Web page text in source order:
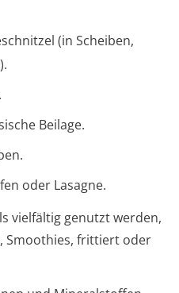
(in Scheiben,
Beilage.
oder Lasagne.
vielfältig genutzt werden,
Smoothies, frittiert oder